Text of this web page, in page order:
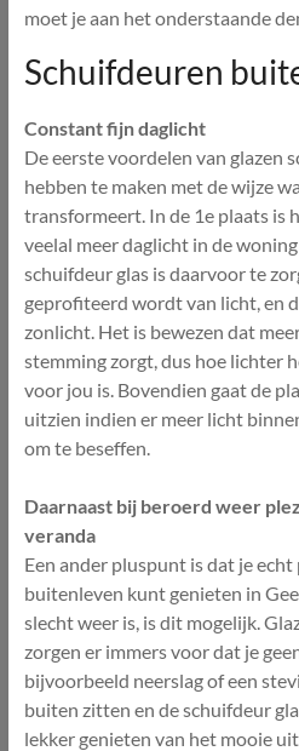
moet je aan het onderstaande
Schuifdeuren
Constant fijn daglicht
De eerste voordelen van glazen
hebben te maken met de wijze
transformeert. In de 1e plaats is
veelal meer daglicht in de
schuifdeur glas is daarvoor te
geprofiteerd wordt van licht, en
zonlicht. Het is bewezen dat
stemming zorgt, dus hoe lichter
voor jou is. Bovendien gaat de
uitzien indien er meer licht
om te beseffen.
Daarnaast bij beroerd weer
veranda
Een ander pluspunt is dat je
buitenleven kunt genieten in
slecht weer is, is dit mogelijk.
zorgen er immers voor dat je
bijvoorbeeld neerslag of een
buiten zitten en de schuifdeur
lekker genieten van het mooie